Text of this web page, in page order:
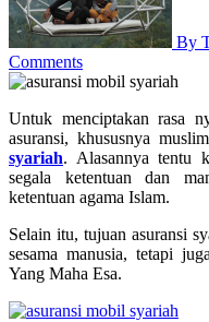
By
Comments
Untuk menciptakan rasa nyaman dan tenang, banyak pengguna
asuransi, khususnya
syariah. Alasannya tentu
segala ketentuan dan
ketentuan agama Islam.
Selain itu, tujuan asuransi
sesama manusia, tetapi
Yang Maha Esa.